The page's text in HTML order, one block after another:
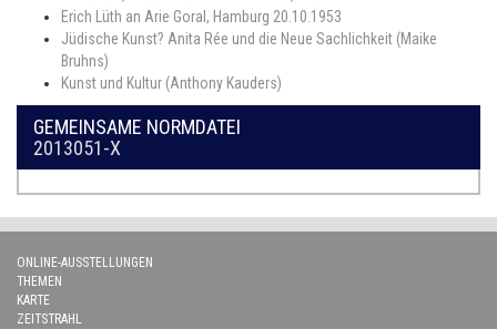
Erich Lüth an Arie Goral, Hamburg 20.10.1953
Jüdische Kunst? Anita Rée und die Neue Sachlichkeit (Maike
Bruhns)
Kunst und Kultur (Anthony Kauders)
GEMEINSAME NORMDATEI
2013051-X
ONLINE-AUSSTELLUNGEN
THEMEN
KARTE
ZEITSTRAHL